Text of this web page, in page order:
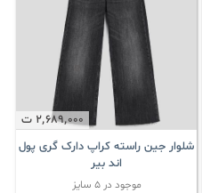
2٬689٬000 ت
شلوار جین راسته کراپ دارک گری پول
اند بیر
موجود در 5 سایز